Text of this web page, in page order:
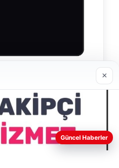
daha iyi anlayabilmek,
geliştirmek amacıyla çerezler
×
Güncel Haberler